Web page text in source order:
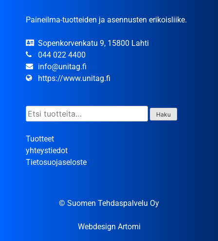
Paineilma-tuotteiden ja asennusten erikoisliike.
Sopenkorvenkatu 9, 15800 Lahti
044 022 4400
info@unitag.fi
https://www.unitag.fi
Etsi: Haku
Tuotteet
yhteystiedot
Tietosuojaseloste
© Suomen Tehdaspalvelu Oy
Webdesign Artomi